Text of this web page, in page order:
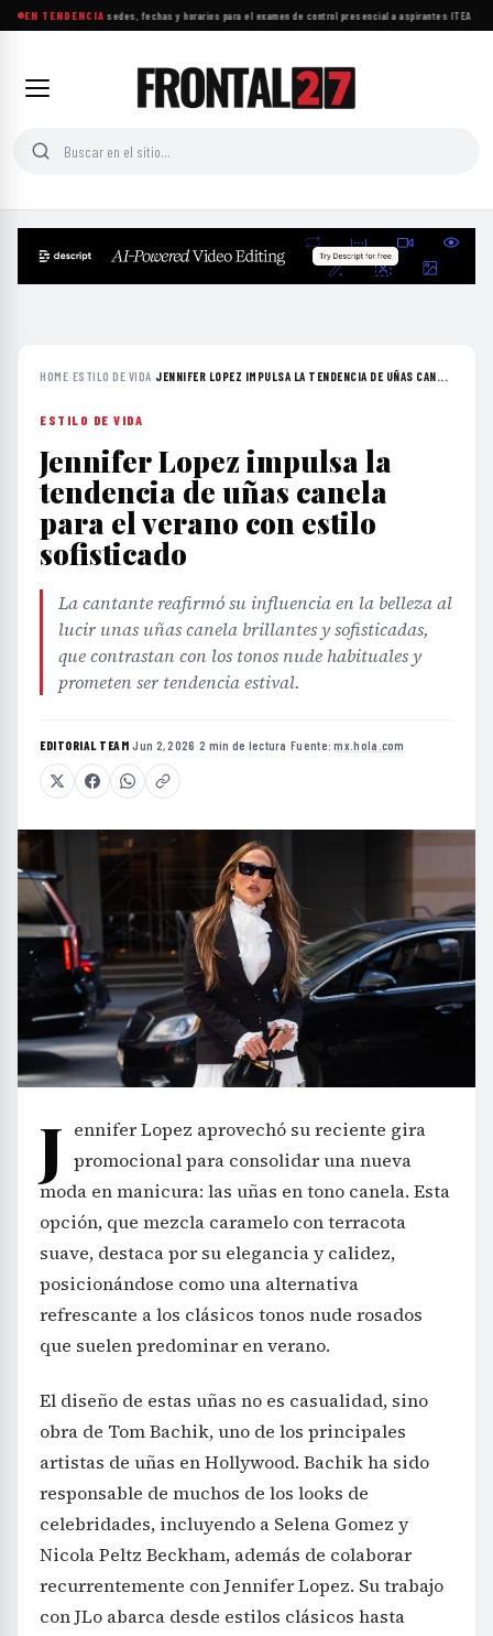
EN TENDENCIA
UNAM da a conocer sedes, fechas y horarios para el examen de control presencial a aspirantes·ITEA
HOME›ESTILO DE VIDA›JENNIFER LOPEZ IMPULSA LA TENDENCIA DE UÑAS CAN...
ESTILO DE VIDA
Jennifer Lopez impulsa la
tendencia de uñas canela
para el verano con estilo
sofisticado
La cantante reafirmó su influencia en la belleza al
lucir unas uñas canela brillantes y sofisticadas,
que contrastan con los tonos nude habituales y
prometen ser tendencia estival.
EDITORIAL TEAM·Jun 2, 2026 ·2 min de lectura ·Fuente:mx.hola.com
J ennifer Lopez aprovechó su reciente gira
promocional para consolidar una nueva
moda en manicura: las uñas en tono canela. Esta
opción, que mezcla caramelo con terracota
suave, destaca por su elegancia y calidez,
posicionándose como una alternativa
refrescante a los clásicos tonos nude rosados
que suelen predominar en verano.
El diseño de estas uñas no es casualidad, sino
obra de Tom Bachik, uno de los principales
artistas de uñas en Hollywood. Bachik ha sido
responsable de muchos de los looks de
celebridades, incluyendo a Selena Gomez y
Nicola Peltz Beckham, además de colaborar
recurrentemente con Jennifer Lopez. Su trabajo
con JLo abarca desde estilos clásicos hasta